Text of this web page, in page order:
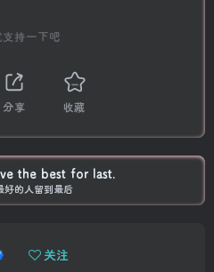
支持一下吧
分享 收藏
the best for last.
好的人留到最后
关注